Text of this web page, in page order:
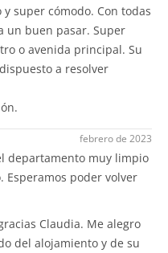
super cómodo. Con todas
un buen pasar. Super
o avenida principal. Su
a resolver
febrero de 2023
departamento muy limpio
Esperamos poder volver
Claudia. Me alegro
del alojamiento y de su